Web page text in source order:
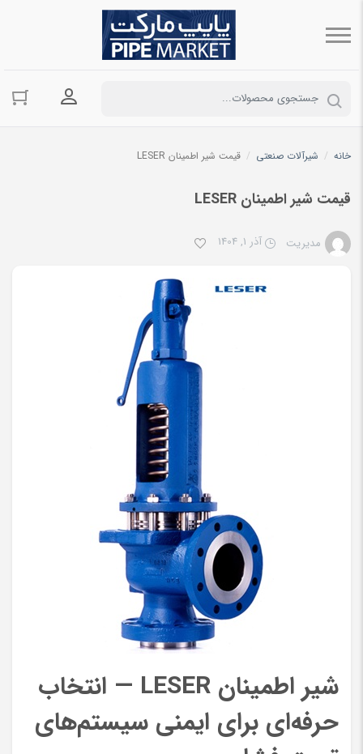
ورود به
خانه / شیرآلات صنعتی / قیمت شیر اطمینان LESER
قیمت شیر اطمینان LESER
مدیریت آذر 1, 1404
شیر اطمینان LESER — انتخاب
حرفه‌ای برای ایمنی سیستم‌های